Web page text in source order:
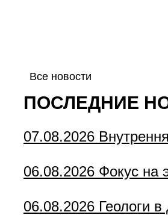
Все новости
ПОСЛЕДНИЕ
07.08.2026
06.08.2026 Фокус на
06.08.2026 Геологи